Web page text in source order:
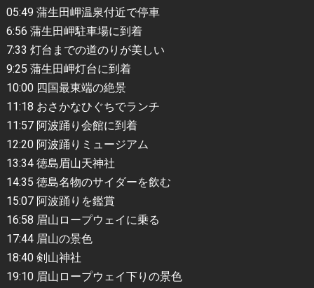
05:49 蒲生田岬温泉付近で停車
6:56 蒲生田岬駐車場に到着
7:33 灯台までの道のりが美しい
9:25 蒲生田岬灯台に到着
10:00 四国最東端の絶景
11:18 おさかなひぐちでランチ
11:57 阿波踊り会館に到着
12:20 阿波踊りミュージアム
13:34 徳島眉山天神社
14:35 徳島名物のサイダーを飲む
15:07 阿波踊りを鑑賞
16:58 眉山ロープウェイに乗る
17:44 眉山の景色
18:40 剣山神社
19:10 眉山ロープウェイ下りの景色